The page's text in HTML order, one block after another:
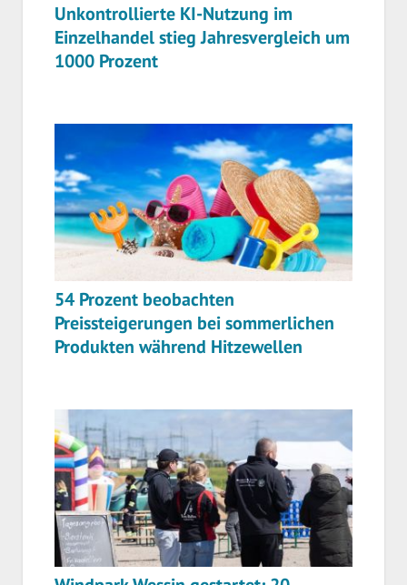
Unkontrollierte KI-Nutzung im
Einzelhandel stieg Jahresvergleich um
1000 Prozent
54 Prozent beobachten
Preissteigerungen bei sommerlichen
Produkten während Hitzewellen